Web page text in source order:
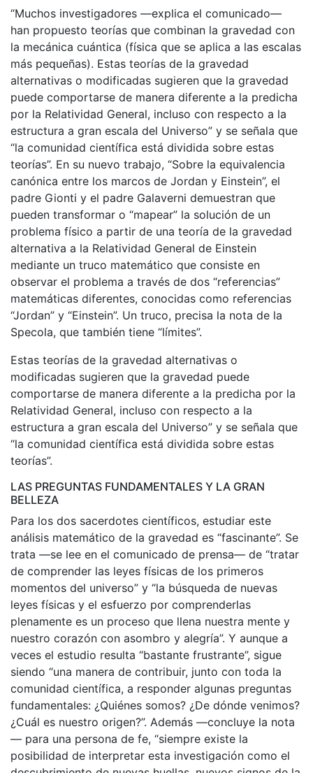
“Muchos investigadores —explica el comunicado—
han propuesto teorías que combinan la gravedad con
la mecánica cuántica (física que se aplica a las escalas
más pequeñas). Estas teorías de la gravedad
alternativas o modificadas sugieren que la gravedad
puede comportarse de manera diferente a la predicha
por la Relatividad General, incluso con respecto a la
estructura a gran escala del Universo” y se señala que
“la comunidad científica está dividida sobre estas
teorías”. En su nuevo trabajo, “Sobre la equivalencia
canónica entre los marcos de Jordan y Einstein”, el
padre Gionti y el padre Galaverni demuestran que
pueden transformar o “mapear” la solución de un
problema físico a partir de una teoría de la gravedad
alternativa a la Relatividad General de Einstein
mediante un truco matemático que consiste en
observar el problema a través de dos “referencias”
matemáticas diferentes, conocidas como referencias
“Jordan” y “Einstein”. Un truco, precisa la nota de la
Specola, que también tiene “límites”.
Estas teorías de la gravedad alternativas o
modificadas sugieren que la gravedad puede
comportarse de manera diferente a la predicha por la
Relatividad General, incluso con respecto a la
estructura a gran escala del Universo” y se señala que
“la comunidad científica está dividida sobre estas
teorías”.
LAS PREGUNTAS FUNDAMENTALES Y LA GRAN
BELLEZA
Para los dos sacerdotes científicos, estudiar este
análisis matemático de la gravedad es “fascinante”. Se
trata —se lee en el comunicado de prensa— de “tratar
de comprender las leyes físicas de los primeros
momentos del universo” y “la búsqueda de nuevas
leyes físicas y el esfuerzo por comprenderlas
plenamente es un proceso que llena nuestra mente y
nuestro corazón con asombro y alegría”. Y aunque a
veces el estudio resulta “bastante frustrante”, sigue
siendo “una manera de contribuir, junto con toda la
comunidad científica, a responder algunas preguntas
fundamentales: ¿Quiénes somos? ¿De dónde venimos?
¿Cuál es nuestro origen?”. Además —concluye la nota
— para una persona de fe, “siempre existe la
posibilidad de interpretar esta investigación como el